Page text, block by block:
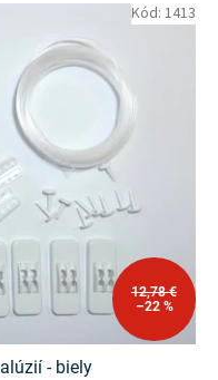
12,78 €
–22 %
- biely
Kód: 1413